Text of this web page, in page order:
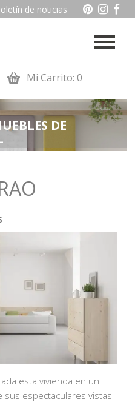
de noticias
Mi Carrito: 0
AMBIENTES
Baño
DE
esta vivienda en un
sus espectaculares vistas